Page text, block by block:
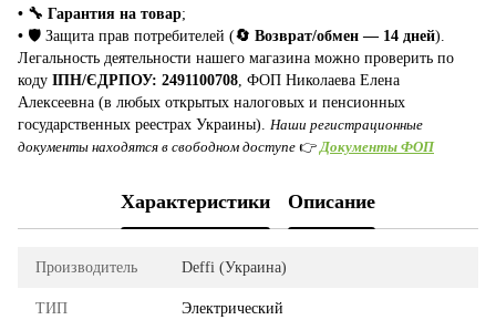
• 🔧 Гарантия на товар;
• 🛡️ Защита прав потребителей (🔄 Возврат/обмен — 14 дней).
Легальность деятельности нашего магазина можно проверить по
коду ІПН/ЄДРПОУ: 2491100708 , ФОП Николаева Елена
Алексеевна (в любых открытых налоговых и пенсионных
государственных реестрах Украины). Наши регистрационные
документы находятся в свободном доступе 👉 Документы ФОП
Характеристики Описание
Производитель Deffi (Украина)
ТИП Электрический